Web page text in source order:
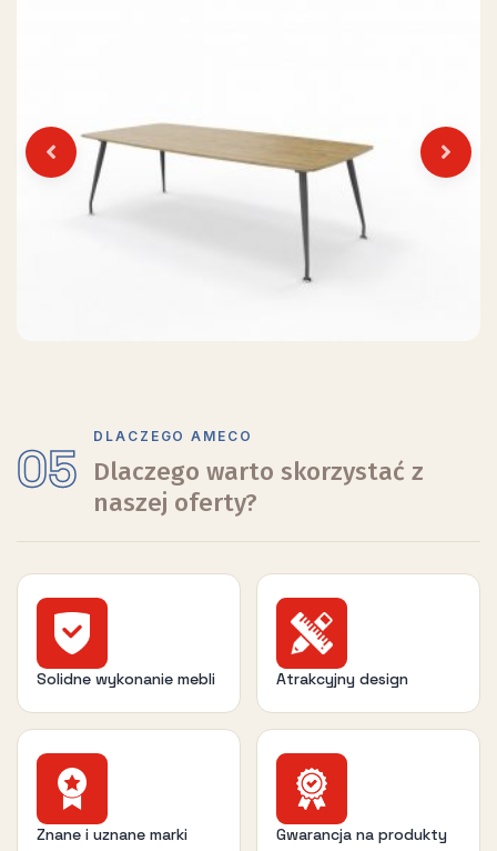
Previous Next
05
DLACZEGO AMECO
Dlaczego warto skorzystać z
naszej oferty?
Solidne wykonanie mebli Atrakcyjny design
Znane i uznane marki Gwarancja na produkty